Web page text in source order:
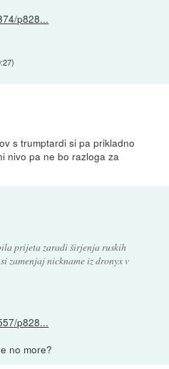
p828...
)
s trumptardi si pa prikladno
nivo pa ne bo razloga za
prijeta zaradi širjenja ruskih
zamenjaj nickname iz dronyx v
p828...
no more?